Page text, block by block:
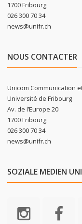
1700 Fribourg
026 300 70 34
news@unifr.ch
NOUS CONTACTER
Unicom Communication
Université de Fribourg
Av. de l’Europe 20
1700 Fribourg
026 300 70 34
news@unifr.ch
SOZIALE MEDIEN